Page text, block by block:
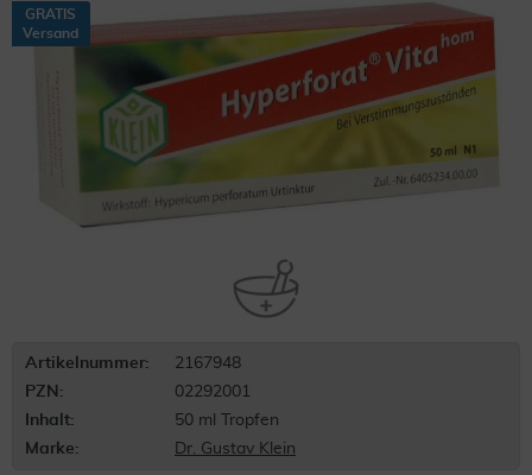
GRATIS
Versand
Artikelnummer:
2167948
PZN:
02292001
Inhalt:
50 ml Tropfen
Marke:
Dr. Gustav Klein